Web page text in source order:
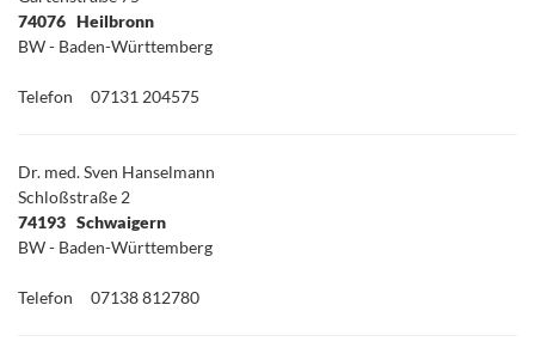
74076 Heilbronn
BW - Baden-Württemberg
Telefon 07131 204575
Dr. med. Sven Hanselmann
Schloßstraße 2
74193 Schwaigern
BW - Baden-Württemberg
Telefon 07138 812780